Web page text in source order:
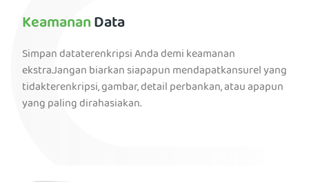
KeamananData
Simpan dataterenkripsi Anda demi keamanan
ekstra.Jangan biarkan siapapun mendapatkansurel yang
tidakterenkripsi, gambar, detail perbankan, atau apapun
yang paling dirahasiakan.